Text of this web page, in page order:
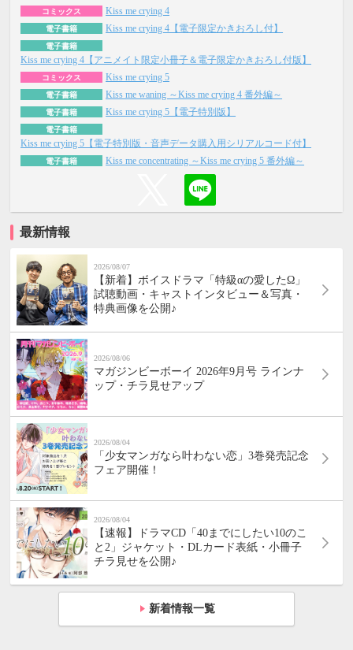
コミックス Kiss me crying 4
電子書籍 Kiss me crying 4【電子限定かきおろし付】
電子書籍
Kiss me crying 4【アニメイト限定小冊子＆電子限定かきおろし付版】
コミックス Kiss me crying 5
電子書籍 Kiss me waning ～Kiss me crying 4 番外編～
電子書籍 Kiss me crying 5【電子特別版】
電子書籍
Kiss me crying 5【電子特別版・音声データ購入用シリアルコード付】
電子書籍 Kiss me concentrating ～Kiss me crying 5 番外編～
最新情報
2026/08/07
【新着】ボイスドラマ「特級αの愛したΩ」
試聴動画・キャストインタビュー＆写真・
特典画像を公開♪
2026/08/06
マガジンビーボーイ 2026年9月号 ラインナ
ップ・チラ見せアップ
2026/08/04
「少女マンガなら叶わない恋」3巻発売記念
フェア開催！
2026/08/04
【速報】ドラマCD「40までにしたい10のこ
と2」ジャケット・DLカード表紙・小冊子
チラ見せを公開♪
新着情報一覧